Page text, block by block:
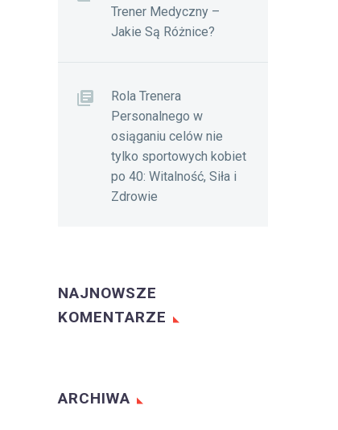
Trener Medyczny –
Jakie Są Różnice?
Rola Trenera
Personalnego w
osiąganiu celów nie
tylko sportowych kobiet
po 40: Witalność, Siła i
Zdrowie
NAJNOWSZE
KOMENTARZE
ARCHIWA